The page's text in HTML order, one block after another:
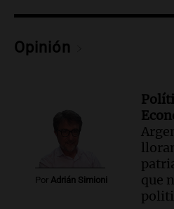
Audio.La visita
Carlos Fara
Derrapó con
Febrero al 6100 y
hospitalizado
Audio.Córdoba
mil los escapes
Opinión
Por Adrián Simioni
que